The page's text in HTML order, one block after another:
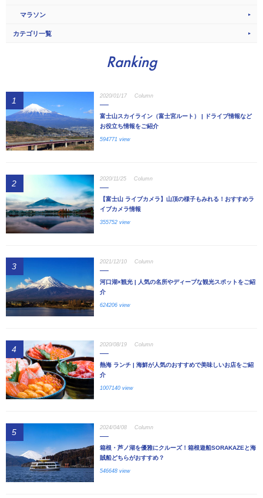
マラソン
カテゴリ一覧
Ranking
1 2020/01/17 Column
富士山スカイライン（富士宮ルート） | ドライブ情報など
お役立ち情報をご紹介
594771 view
2 2020/11/25 Column
【富士山 ライブカメラ】山頂の様子もみれる！おすすめラ
イブカメラ情報
355752 view
3 2021/12/10 Column
河口湖×観光 | 人気の名所やディープな観光スポットをご紹
介
624206 view
4 2020/08/19 Column
熱海 ランチ | 海鮮が人気のおすすめで美味しいお店をご紹
介
1007140 view
5 2024/04/08 Column
箱根・芦ノ湖を優雅にクルーズ！箱根遊船SORAKAZEと海
賊船どちらがおすすめ？
546648 view